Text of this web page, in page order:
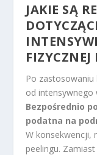
JAKIE SĄ
FIZYCZNEJ
Po
od intensywnego
Bezpośrednio
podatna na
W konsekwencji,
peelingu.